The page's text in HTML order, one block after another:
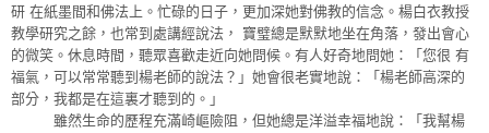
研 在紙墨間和佛法上。忙碌的日子，更加深她對佛教的信念。楊白衣教授
教學研究之餘，也常到處講經說法， 寶璧總是默默地坐在角落，發出會心
的微笑。休息時間，聽眾喜歡走近向她問候。有人好奇地問她：「您很 有
福氣，可以常常聽到楊老師的說法？」她會很老實地說：「楊老師高深的
部分，我都是在這裏才聽到的。」
雖然生命的歷程充滿崎嶇險阻，但她總是洋溢幸福地說：「我幫楊